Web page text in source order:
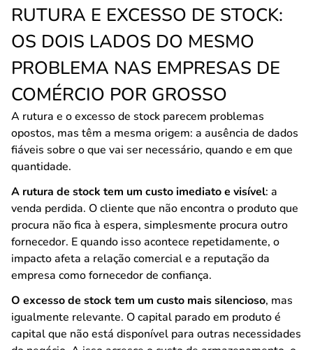
RUTURA E EXCESSO DE STOCK:
OS DOIS LADOS DO MESMO
PROBLEMA NAS EMPRESAS DE
COMÉRCIO POR GROSSO
A rutura e o excesso de stock parecem problemas
opostos, mas têm a mesma origem: a ausência de dados
fiáveis sobre o que vai ser necessário, quando e em que
quantidade.
A rutura de stock tem um custo imediato e visível: a
venda perdida. O cliente que não encontra o produto que
procura não fica à espera, simplesmente procura outro
fornecedor. E quando isso acontece repetidamente, o
impacto afeta a relação comercial e a reputação da
empresa como fornecedor de confiança.
O excesso de stock tem um custo mais silencioso, mas
igualmente relevante. O capital parado em produto é
capital que não está disponível para outras necessidades